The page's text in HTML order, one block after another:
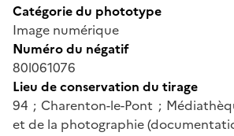
Catégorie du phototype
Image numérique
Numéro du négatif
80l061076
Lieu de conservation du tirage
94 ; Charenton-le-Pont ;
et de la photographie